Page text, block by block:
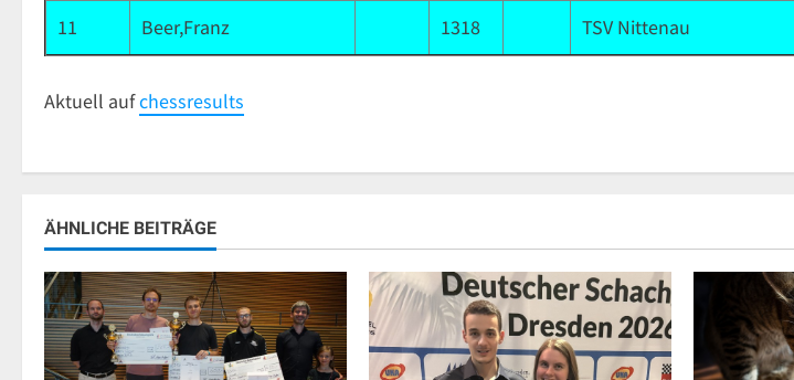
11 Beer,Franz 1318 TSV Nittenau
Aktuell aufchessresults
ÄHNLICHE BEITRÄGE